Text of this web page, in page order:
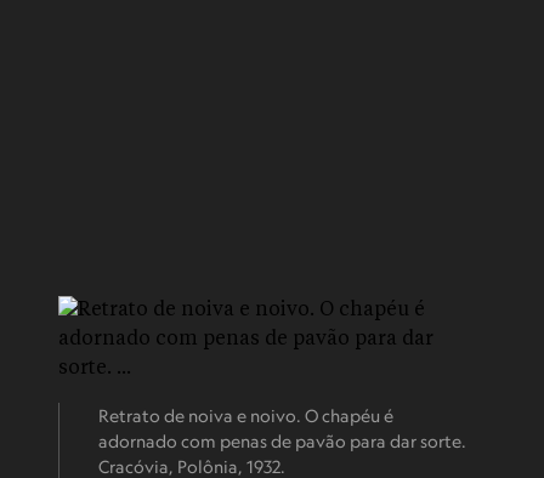
Retrato de noiva e noivo. O chapéu é
adornado com penas de pavão para dar sorte.
Cracóvia, Polônia, 1932.